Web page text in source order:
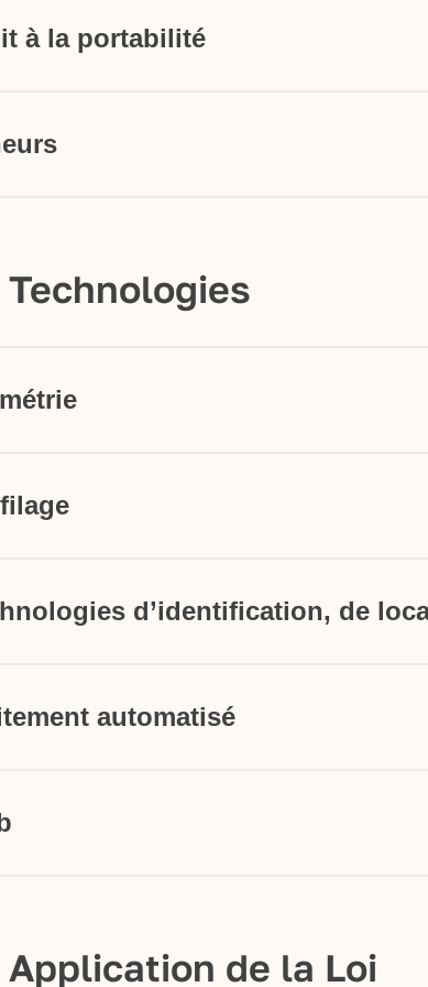
à la portabilité
Technologies
d’identification, de
automatisé
Application de la Loi